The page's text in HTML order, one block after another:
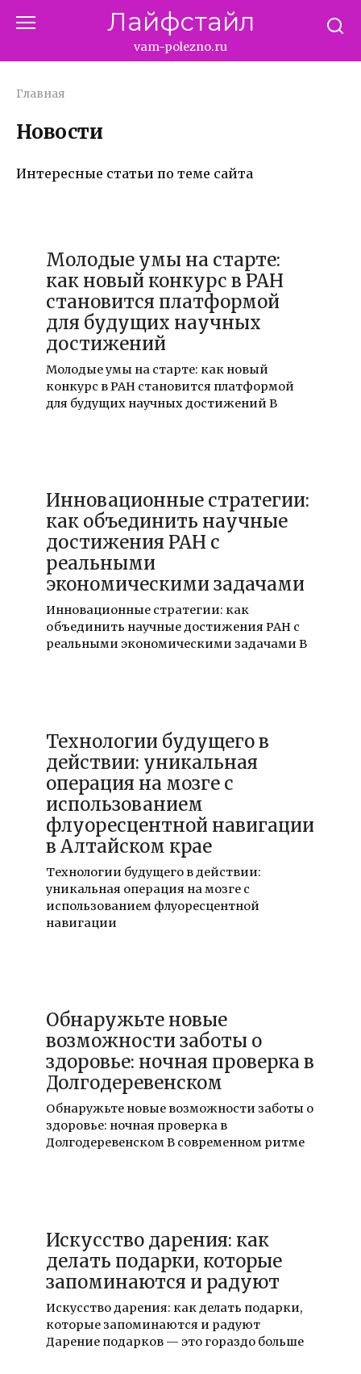
Лайфстайл
vam-polezno.ru
Главная
Новости
Интересные статьи по теме сайта
Молодые умы на старте:
как новый конкурс в РАН
становится платформой
для будущих научных
достижений
Молодые умы на старте: как новый
конкурс в РАН становится платформой
для будущих научных достижений В
Инновационные стратегии:
как объединить научные
достижения РАН с
реальными
экономическими задачами
Инновационные стратегии: как
объединить научные достижения РАН с
реальными экономическими задачами В
Технологии будущего в
действии: уникальная
операция на мозге с
использованием
флуоресцентной навигации
в Алтайском крае
Технологии будущего в действии:
уникальная операция на мозге с
использованием флуоресцентной
навигации
Обнаружьте новые
возможности заботы о
здоровье: ночная проверка в
Долгодеревенском
Обнаружьте новые возможности заботы о
здоровье: ночная проверка в
Долгодеревенском В современном ритме
Искусство дарения: как
делать подарки, которые
запоминаются и радуют
Искусство дарения: как делать подарки,
которые запоминаются и радуют
Дарение подарков — это гораздо больше